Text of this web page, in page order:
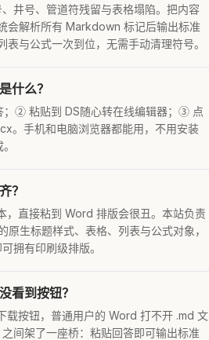
井号、管道符残留与表格塌陷。把内容
会解析所有 Markdown 标记后输出标准
与公式一次到位，无需手动清理符号。
什么？
② 粘贴到 DS随心转在线编辑器；③ 点
。手机和电脑浏览器都能用，不用安装
？
，直接粘到 Word 排版会很丑。本站负责
生标题样式、表格、列表与公式对象，
拥有印刷级排版。
看到按钮？
载按钮，普通用户的 Word 打不开 .md 文
间架了一座桥：粘贴回答即可输出标准